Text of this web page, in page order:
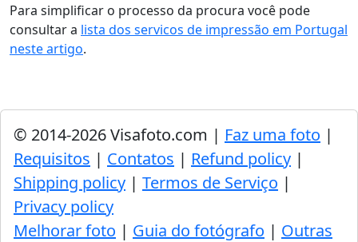
Para simplificar o processo da procura você pode
consultar a lista dos servicos de impressão em Portugal
neste artigo.
© 2014-2026 Visafoto.com | Faz uma foto |
Requisitos | Contatos | Refund policy |
Shipping policy | Termos de Serviço |
Privacy policy
Melhorar foto | Guia do fotógrafo | Outras